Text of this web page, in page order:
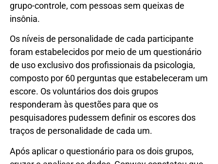
grupo-controle, com pessoas sem queixas de
insônia.
Os níveis de personalidade de cada participante
foram estabelecidos por meio de um questionário
de uso exclusivo dos profissionais da psicologia,
composto por 60 perguntas que estabeleceram um
escore. Os voluntários dos dois grupos
responderam às questões para que os
pesquisadores pudessem definir os escores dos
traços de personalidade de cada um.
Após aplicar o questionário para os dois grupos,